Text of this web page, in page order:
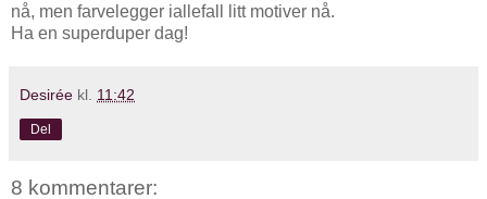
nå, men farvelegger iallefall litt motiver nå.
Ha en superduper dag!
Desirée kl. 11:42
Del
8 kommentarer: